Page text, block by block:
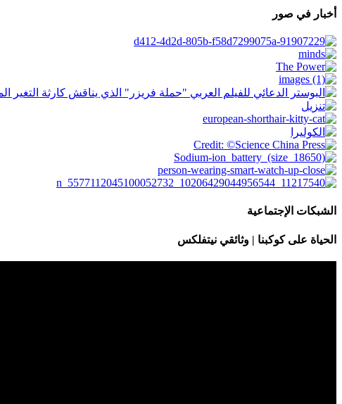
أخبار في صور
الشبكات الإجتماعية
الحياة على كوكبنا | وثائقي نيتفلكس